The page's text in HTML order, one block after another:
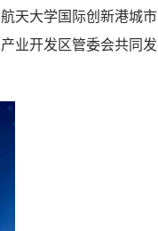
天大学国际创新港城市
业开发区管委会共同发